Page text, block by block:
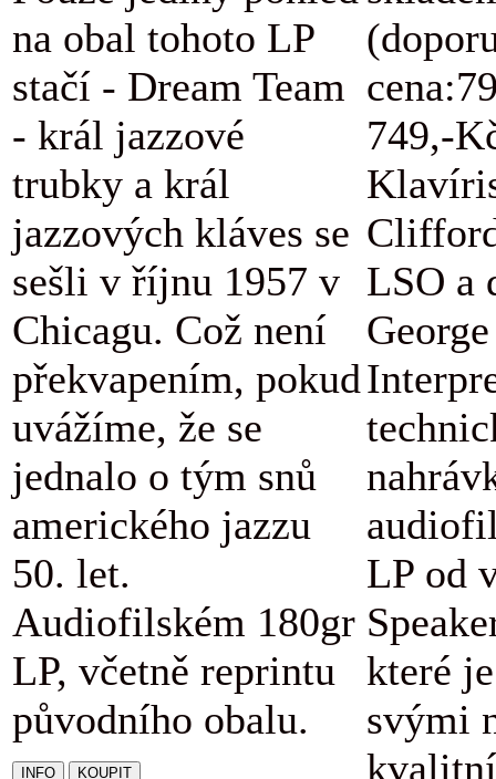
na obal tohoto LP
stačí - Dream Team
- král jazzové
trubky a král
jazzových kláves se
sešli v říjnu 1957 v
Chicagu. Což není
překvapením, pokud
uvážíme, že se
jednalo o tým snů
amerického jazzu
50. let.
Audiofilském 180gr
LP, včetně reprintu
původního obalu.
749,-
LSO a
LP od
které
svými